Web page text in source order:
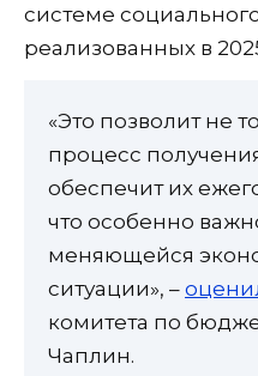
системе
реализованных в
«Это позволит не
процесс
обеспечит их
что особенно
меняющейся
ситуации», –
комитета по
Чаплин.